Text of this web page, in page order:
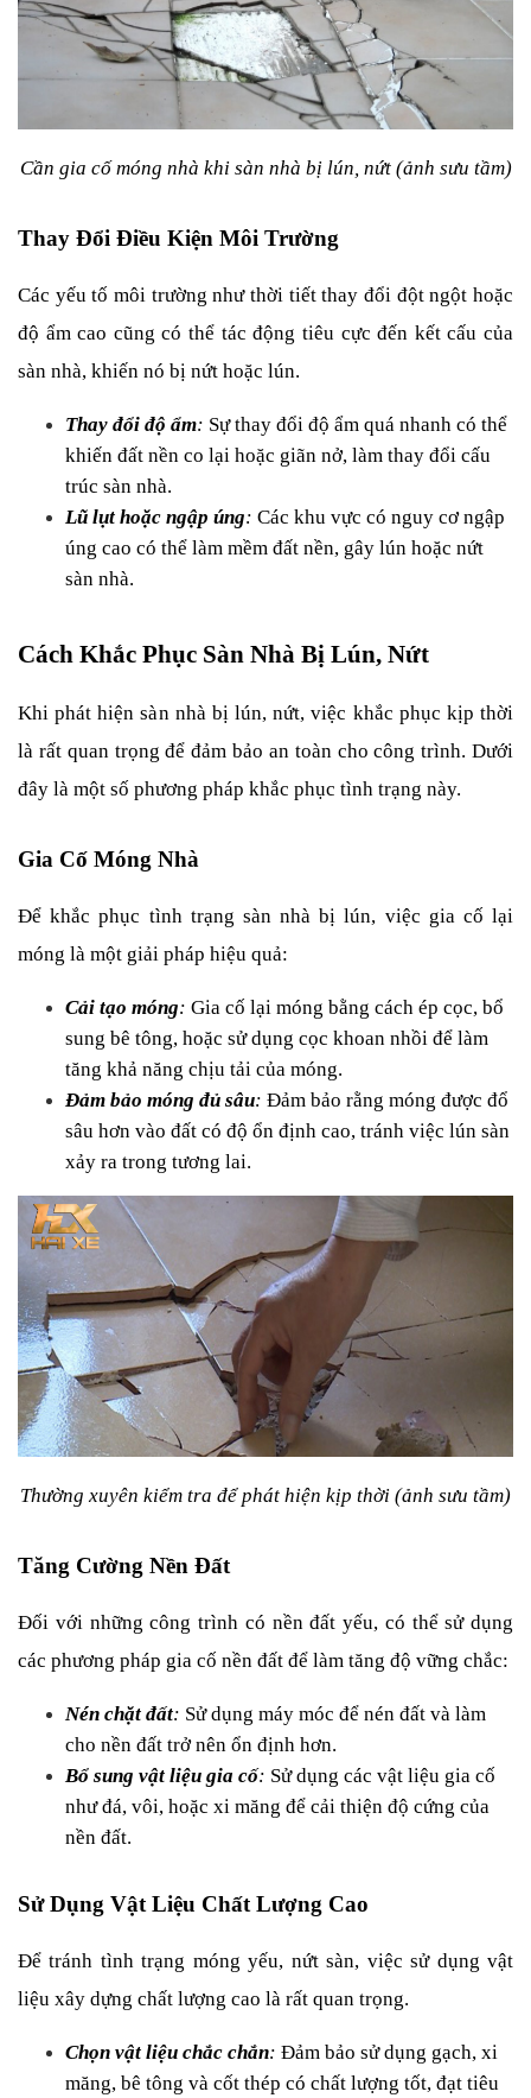
Cần gia cố móng nhà khi sàn nhà bị lún, nứt (ảnh sưu tầm)
Thay Đổi Điều Kiện Môi Trường
Các yếu tố môi trường như thời tiết thay đổi đột ngột hoặc
độ ẩm cao cũng có thể tác động tiêu cực đến kết cấu của
sàn nhà, khiến nó bị nứt hoặc lún.
Thay đổi độ ẩm: Sự thay đổi độ ẩm quá nhanh có thể
khiến đất nền co lại hoặc giãn nở, làm thay đổi cấu
trúc sàn nhà.
Lũ lụt hoặc ngập úng: Các khu vực có nguy cơ ngập
úng cao có thể làm mềm đất nền, gây lún hoặc nứt
sàn nhà.
Cách Khắc Phục Sàn Nhà Bị Lún, Nứt
Khi phát hiện sàn nhà bị lún, nứt, việc khắc phục kịp thời
là rất quan trọng để đảm bảo an toàn cho công trình. Dưới
đây là một số phương pháp khắc phục tình trạng này.
Gia Cố Móng Nhà
Để khắc phục tình trạng sàn nhà bị lún, việc gia cố lại
móng là một giải pháp hiệu quả:
Cải tạo móng: Gia cố lại móng bằng cách ép cọc, bổ
sung bê tông, hoặc sử dụng cọc khoan nhồi để làm
tăng khả năng chịu tải của móng.
Đảm bảo móng đủ sâu: Đảm bảo rằng móng được đổ
sâu hơn vào đất có độ ổn định cao, tránh việc lún sàn
xảy ra trong tương lai.
Thường xuyên kiểm tra để phát hiện kịp thời (ảnh sưu tầm)
Tăng Cường Nền Đất
Đối với những công trình có nền đất yếu, có thể sử dụng
các phương pháp gia cố nền đất để làm tăng độ vững chắc:
Nén chặt đất: Sử dụng máy móc để nén đất và làm
cho nền đất trở nên ổn định hơn.
Bổ sung vật liệu gia cố: Sử dụng các vật liệu gia cố
như đá, vôi, hoặc xi măng để cải thiện độ cứng của
nền đất.
Sử Dụng Vật Liệu Chất Lượng Cao
Để tránh tình trạng móng yếu, nứt sàn, việc sử dụng vật
liệu xây dựng chất lượng cao là rất quan trọng.
Chọn vật liệu chắc chắn: Đảm bảo sử dụng gạch, xi
măng, bê tông và cốt thép có chất lượng tốt, đạt tiêu